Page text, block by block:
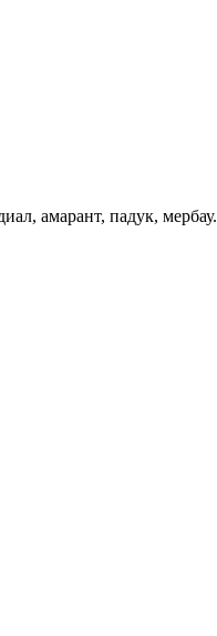
амарант, падук, мербау.